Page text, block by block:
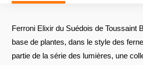
Ferroni Elixir du Suédois de Toussaint
base de plantes, dans le style des
partie de la série des lumières, une